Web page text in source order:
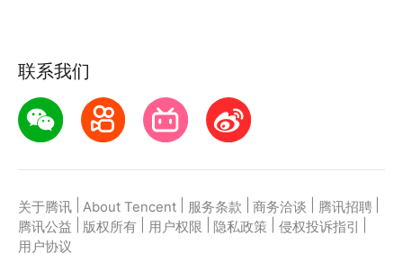
联系我们
关于腾讯 About Tencent 服务条款 商务洽谈 腾讯招聘
腾讯公益
版权所有 用户权限 隐私政策 侵权投诉指引
用户协议